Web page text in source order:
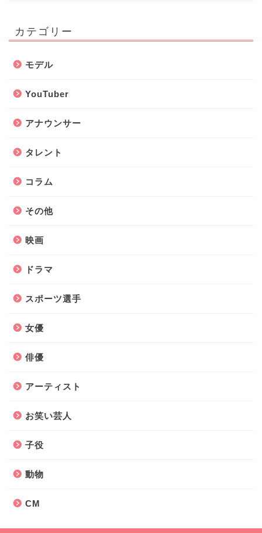
カテゴリー
モデル
YouTuber
アナウンサー
タレント
コラム
その他
映画
ドラマ
スポーツ選手
女優
俳優
アーティスト
お笑い芸人
子役
動物
CM